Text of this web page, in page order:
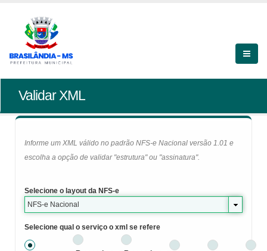
Validar XML
Informe um XML válido no padrão NFS-e Nacional versão 1.01 e
escolha a opção de validar "estrutura" ou "assinatura".
Selecione o layout da NFS-e
NFS-e Nacional
Selecione qual o serviço o xml se refere